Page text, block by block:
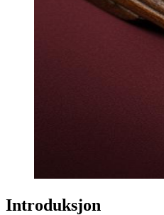
Introduksjon